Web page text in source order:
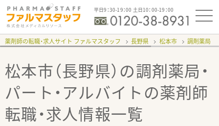
平日9：30-19：00 土日10：00-19：00
薬剤師の転職・求人サイト ファルマスタッフ 長野県 松本市 調剤薬局
松本市（長野県）の調剤薬局・
パート・アルバイト の薬剤師
転職・求人情報一覧